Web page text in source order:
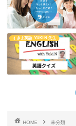
すきま英語_YUKI.N 先生
HOME 未分類